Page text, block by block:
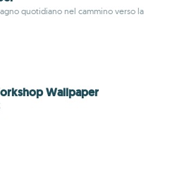
quotidiano nel cammino verso la
Wallpaper